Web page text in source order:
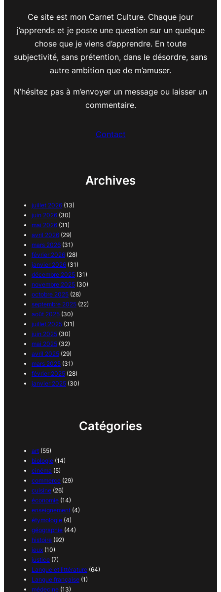
Ce site est mon Carnet Culture. Chaque jour
j’apprends et je poste une question sur un quelque
chose que je viens d’apprendre. En toute
subjectivité, sans prétention, dans le désordre, sans
autre ambition que de m’amuser.
N’hésitez pas à m’envoyer un message ou laisser un
commentaire.
Contact
Archives
juillet 2026 (13)
juin 2026 (30)
mai 2026 (31)
avril 2026 (29)
mars 2026 (31)
février 2026 (28)
janvier 2026 (31)
décembre 2025 (31)
novembre 2025 (30)
octobre 2025 (28)
septembre 2025 (22)
août 2025 (30)
juillet 2025 (31)
juin 2025 (30)
mai 2025 (32)
avril 2025 (29)
mars 2025 (31)
février 2025 (28)
janvier 2025 (30)
Catégories
art (55)
biologie (14)
cinéma (5)
commerce (29)
cuisine (26)
économie (14)
enseignement (4)
étymologie (4)
géographie (44)
histoire (92)
jeux (10)
justice (7)
Langue et littérature (64)
Langue française (1)
médecine (13)